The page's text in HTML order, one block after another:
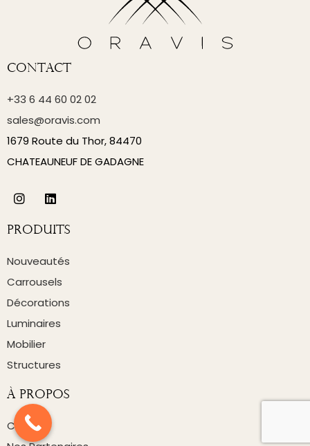
Contact
+33 6 44 60 02 02
sales@oravis.com
1679 Route du Thor, 84470
CHATEAUNEUF DE GADAGNE
Produits
Nouveautés
Carrousels
Décorations
Luminaires
Mobilier
Structures
À Propos
Contact